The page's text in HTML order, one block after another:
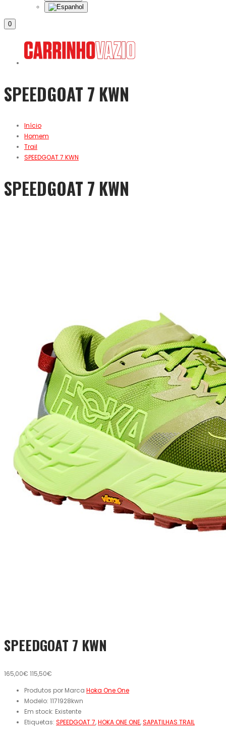
0
SPEEDGOAT 7 KWN
Início
Homem
Trail
SPEEDGOAT 7 KWN
SPEEDGOAT 7 KWN
SPEEDGOAT 7 KWN
165,00€ 115,50€
Produtos por Marca Hoka One One
Modelo: 1171928kwn
Em stock: Existente
Etiquetas: SPEEDGOAT 7,HOKA ONE ONE,SAPATILHAS TRAIL